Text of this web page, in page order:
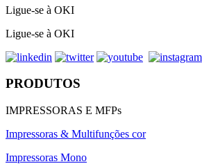
Ligue-se à OKI
Ligue-se à OKI
PRODUTOS
IMPRESSORAS E MFPs
Impressoras & Multifunções cor
Impressoras Mono